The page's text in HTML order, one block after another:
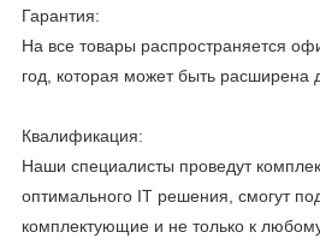
Гарантия:
На все товары распространяется
год, которая может быть расширена
Квалификация:
Наши специалисты проведут
оптимального IT решения, смогут
комплектующие и не только к